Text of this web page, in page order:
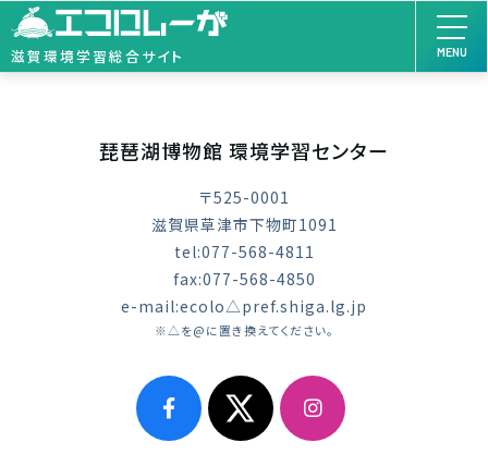
滋賀環境学習総合サイト MENU
琵琶湖博物館 環境学習センター
〒525-0001
滋賀県草津市下物町1091
tel:077-568-4811
fax:077-568-4850
e-mail:ecolo△pref.shiga.lg.jp
※△を@に置き換えてください。